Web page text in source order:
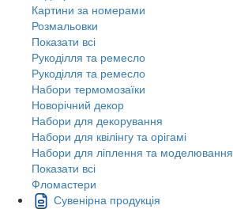
Картини за номерами
Розмальовки
Показати всі
Рукоділля та ремесло
Рукоділля та ремесло
Набори термомозаїки
Новорічний декор
Набори для декорування
Набори для квілінгу та орігамі
Набори для ліплення та моделювання
Показати всі
Фломастери
Сувенірна продукція